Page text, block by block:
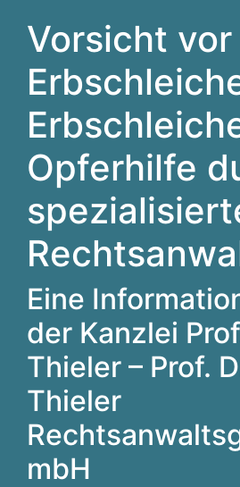
Vorsicht vor
Opferhilfe
Eine
der Kanzlei
Thieler – Prof.
Thieler
mbH